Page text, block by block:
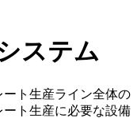
ステム
ト生産ライン全体の
ト生産に必要な設備